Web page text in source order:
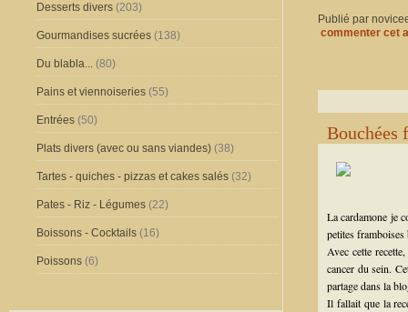
Desserts divers (203)
Gourmandises sucrées (138)
Du blabla... (80)
Pains et viennoiseries (55)
Entrées (50)
Plats divers (avec ou sans viandes) (38)
Tartes - quiches - pizzas et cakes salés (32)
Pates - Riz - Légumes (22)
Boissons - Cocktails (16)
Poissons (6)
Publié par
commenter cet
Bouchées
La cardamone je
petites
Avec cette
cancer du sein.
partage dans la
Il fallait que la